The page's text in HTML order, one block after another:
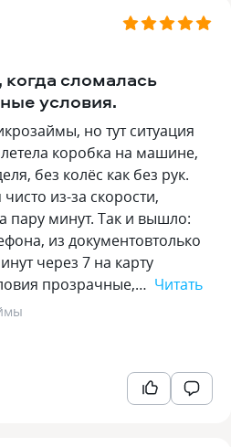
сломалась
условия.
но тут ситуация
коробка на машине,
без колёс как без рук.
из-за скорости,
пару минут. Так и вышло:
из документовтолько
через 7 на карту
прозрачные,… Читать